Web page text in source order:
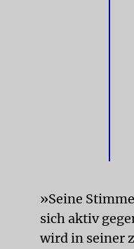
»Seine
sich aktiv
wird in seiner